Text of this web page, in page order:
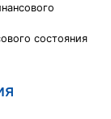
состояния